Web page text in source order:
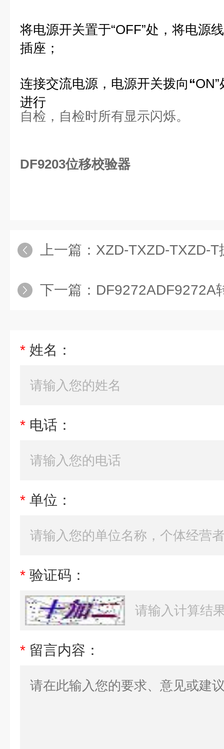
将电源开关置于“OFF”处，将电源
插座；
连接交流电源，电源开关拨向 “ON”
进行
自检，自检时所有显示闪烁。
DF9203位移校验器
上一篇： XZD-TXZD-TXZD-T
下一篇： DF9272ADF9272A
* 姓名：
* 电话：
* 单位：
* 验证码：
* 留言内容：